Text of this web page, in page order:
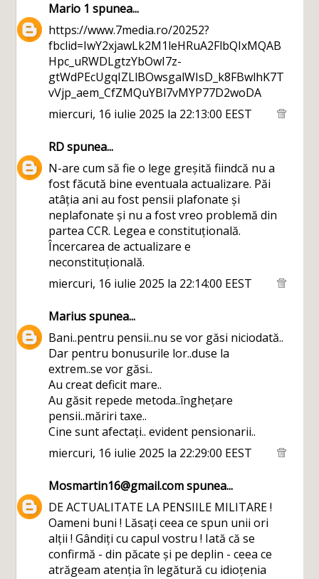
Mario 1 spunea...
https://www.7media.ro/20252?
fbclid=IwY2xjawLk2M1leHRuA2FlbQIxMQAB
Hpc_uRWDLgtzYbOwI7z-
gtWdPEcUgqIZLlBOwsgalWIsD_k8FBwlhK7T
vVjp_aem_CfZMQuYBl7vMYP77D2woDA
miercuri, 16 iulie 2025 la 22:13:00 EEST
RDspunea...
N-are cum să fie o lege greșită fiindcă nu a
fost făcută bine eventuala actualizare. Păi
atâția ani au fost pensii plafonate și
neplafonate și nu a fost vreo problemă din
partea CCR. Legea e constituțională.
Încercarea de actualizare e
neconstituțională.
miercuri, 16 iulie 2025 la 22:14:00 EEST
Mariusspunea...
Bani..pentru pensii..nu se vor găsi niciodată..
Dar pentru bonusurile lor..duse la
extrem..se vor găsi..
Au creat deficit mare..
Au găsit repede metoda..înghețare
pensii..măriri taxe..
Cine sunt afectați.. evident pensionarii..
miercuri, 16 iulie 2025 la 22:29:00 EEST
Mosmartin16@gmail.comspunea...
DE ACTUALITATE LA PENSIILE MILITARE !
Oameni buni ! Lăsați ceea ce spun unii ori
alții ! Gândiți cu capul vostru ! Iată că se
confirmă - din păcate și pe deplin - ceea ce
atrăgeam atenția în legătură cu idioțenia